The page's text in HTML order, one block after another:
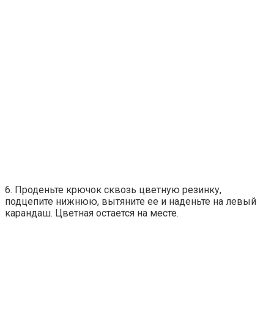
6. Проденьте крючок сквозь цветную резинку,
подцепите нижнюю, вытяните ее и наденьте на левый
карандаш. Цветная остается на месте.